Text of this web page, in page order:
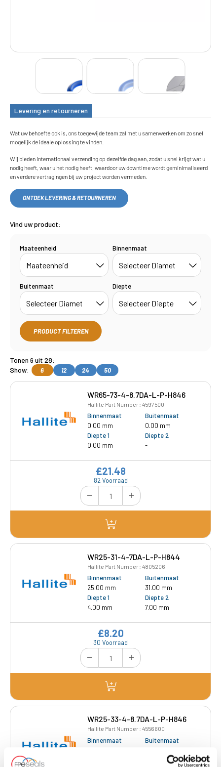
Levering en retourneren
Wat uw behoefte ook is, ons toegewijde team zal met u samenwerken om zo snel
mogelijk de ideale oplossing te vinden.
Wij bieden internationaal verzending op dezelfde dag aan, zodat u snel krijgt wat u
nodig heeft, waar u het nodig heeft, waardoor uw downtime wordt geminimaliseerd
en verdere vertragingen bij uw project worden vermeden.
ONTDEK LEVERING & RETOURNEREN
Vind uw product:
Maateenheid Binnenmaat
Buitenmaat Diepte
PRODUCT FILTEREN
Tonen 6 uit 28:
Show:
6 12 24 50
WR65-73-4-8.7DA-L-P-H846
Hallite Part Number : 4597500
Binnenmaat
0.00 mm
Buitenmaat
0.00 mm
Diepte 1
0.00 mm
Diepte 2
-
82 Voorraad
£21.48
WR25-31-4-7DA-L-P-H844
Hallite Part Number : 4805206
Binnenmaat
25.00 mm
Buitenmaat
31.00 mm
Diepte 1
4.00 mm
Diepte 2
7.00 mm
30 Voorraad
£8.20
WR25-33-4-8.7DA-L-P-H846
Hallite Part Number : 4556600
Binnenmaat
Buitenmaat
Diepte 2